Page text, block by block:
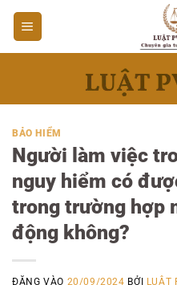
Bỏ
qua
nội
BẢO HIỂM
Người làm việc
nguy hiểm có
trong trường hợp
động không?
ĐĂNG VÀO 20/09/2024 BỞI LUẬT